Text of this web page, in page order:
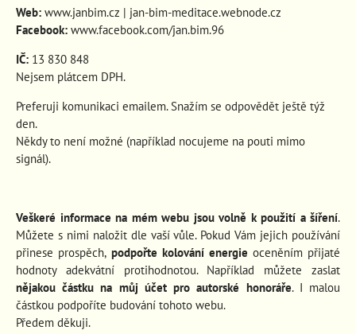
Web: www.janbim.cz | jan-bim-meditace.webnode.cz
Facebook: www.facebook.com/jan.bim.96
IČ: 13 830 848
Nejsem plátcem DPH.
Preferuji komunikaci emailem. Snažím se odpovědět ještě týž
den.
Někdy to není možné (například nocujeme na pouti mimo
signál).
Veškeré informace na mém webu jsou volně k použití a šíření.
Můžete s nimi naložit dle vaší vůle. Pokud Vám jejich používání
přinese prospěch, podpořte kolování energie oceněním přijaté
hodnoty adekvátní protihodnotou. Například můžete zaslat
nějakou částku na můj účet pro autorské honoráře. I malou
částkou podpoříte budování tohoto webu.
Předem děkuji.